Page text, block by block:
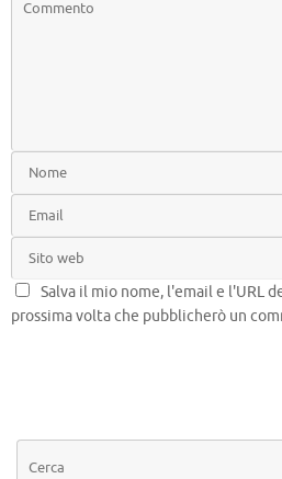
Salva il mio nome, l'email e l'URL
prossima volta che pubblicherò un